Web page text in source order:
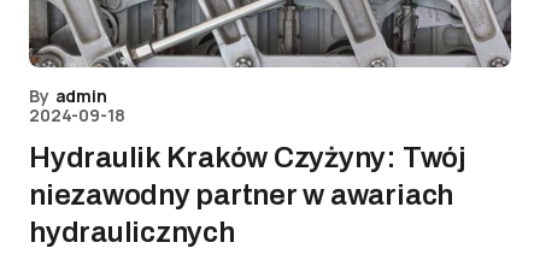
By admin
2024-09-18
Hydraulik Kraków Czyżyny: Twój
niezawodny partner w awariach
hydraulicznych